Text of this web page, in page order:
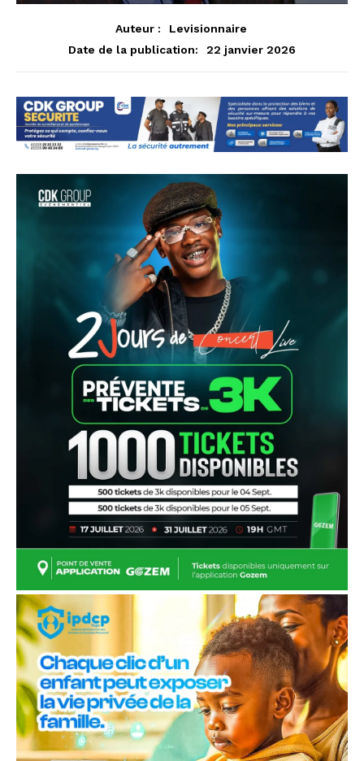
Auteur :
Levisionnaire
Date de la publication:
22 janvier 2026